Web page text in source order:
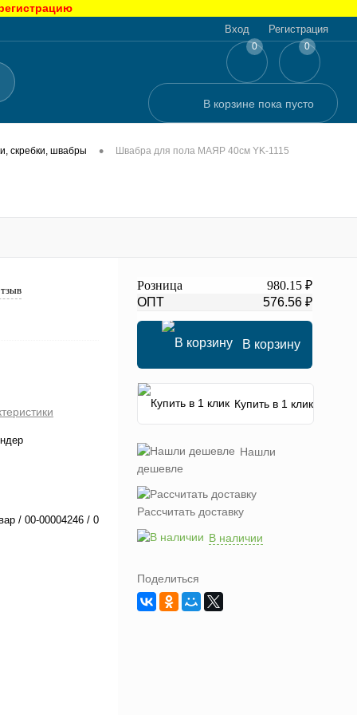
Вход Регистрация
0 0
В корзине пока пусто
скребки, швабры • Швабра для пола МАЯР 40см YK-1115
/ 00-00004246 / 0
Розница
980.15 ₽
ОПТ
576.56 ₽
В корзину
Купить в 1 клик
Нашли
дешевле
Рассчитать доставку
В наличии
Поделиться